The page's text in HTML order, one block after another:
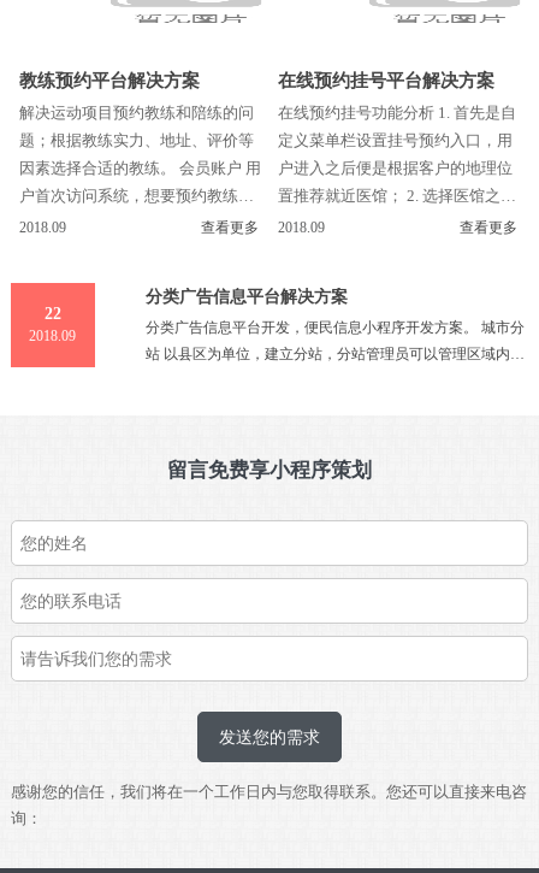
教练预约平台解决方案
解决运动项目预约教练和陪练的问
题；根据教练实力、地址、评价等
因素选择合适的教练。 会员账户 用
户首次访问系统，想要预约教练或
陪练时，系统跳转到注册页面，填
2018.09 查看更多
在线预约挂号平台解决方案
在线预约挂号功能分析 1. 首先是自
定义菜单栏设置挂号预约入口，用
户进入之后便是根据客户的地理位
置推荐就近医馆； 2. 选择医馆之后
便是该医馆的科室列表，用户选择
2018.09 查看更多
22
2018.09
分类广告信息平台解决方案
分类广告信息平台开发，便民信息小程序开发方案。 城市分
站 以县区为单位，建立分站，分站管理员可以管理区域内的
留言免费享小程序策划
发送您的需求
感谢您的信任，我们将在一个工作日内与您取得联系。您还可以直接来电咨
询：